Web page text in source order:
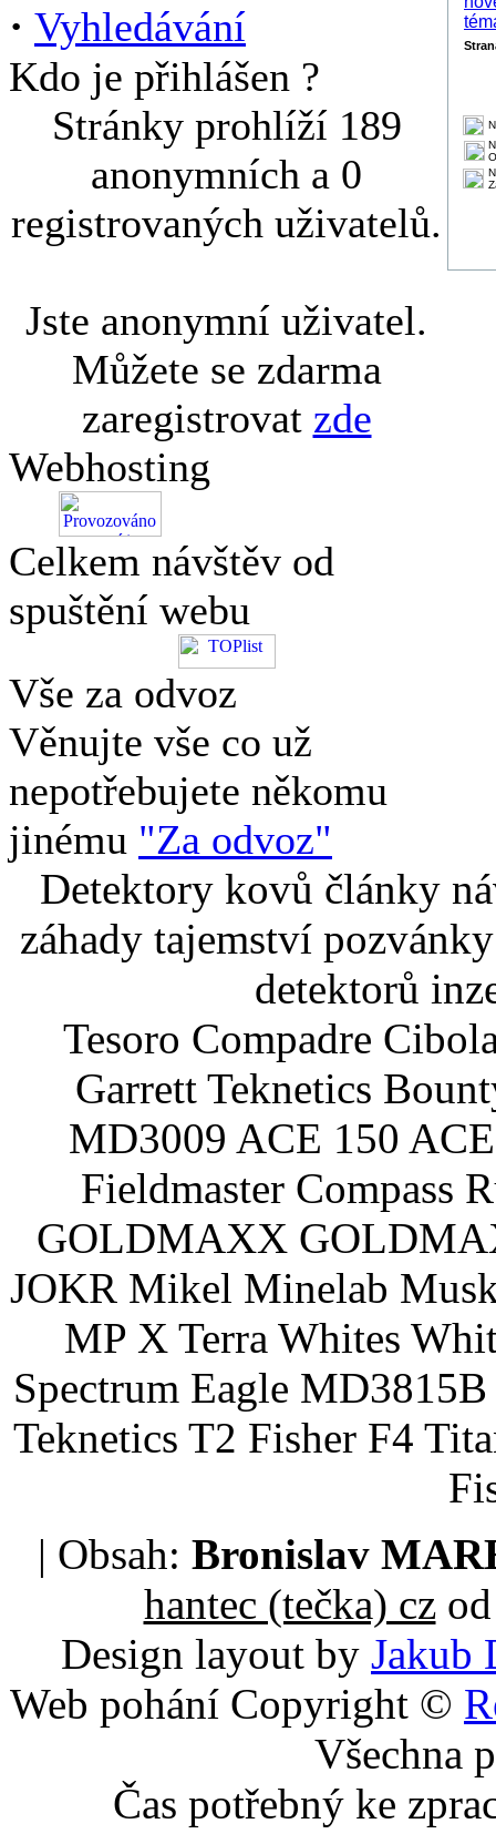
· Vyhledávání
Kdo je přihlášen ?
Stránky prohlíží 189
anonymních a 0
registrovaných uživatelů.
Jste anonymní uživatel.
Můžete se zdarma
zaregistrovat zde
Webhosting
Celkem návštěv od
spuštění webu
Vše za odvoz
Věnujte vše co už
nepotřebujete někomu
jinému "Za odvoz"
Detektory kovů články
záhady tajemství
detektorů
Tesoro Compadre
Garrett Teknetics
MD3009 ACE 150
Fieldmaster Compass
GOLDMAXX
JOKR Mikel Minelab
MP X Terra Whites
Spectrum Eagle
Teknetics T2 Fisher F4
| Obsah: Bronislav
hantec (tečka) czod
Design layout by Jakub
Web pohání Copyright ©
Všechna
Čas potřebný ke